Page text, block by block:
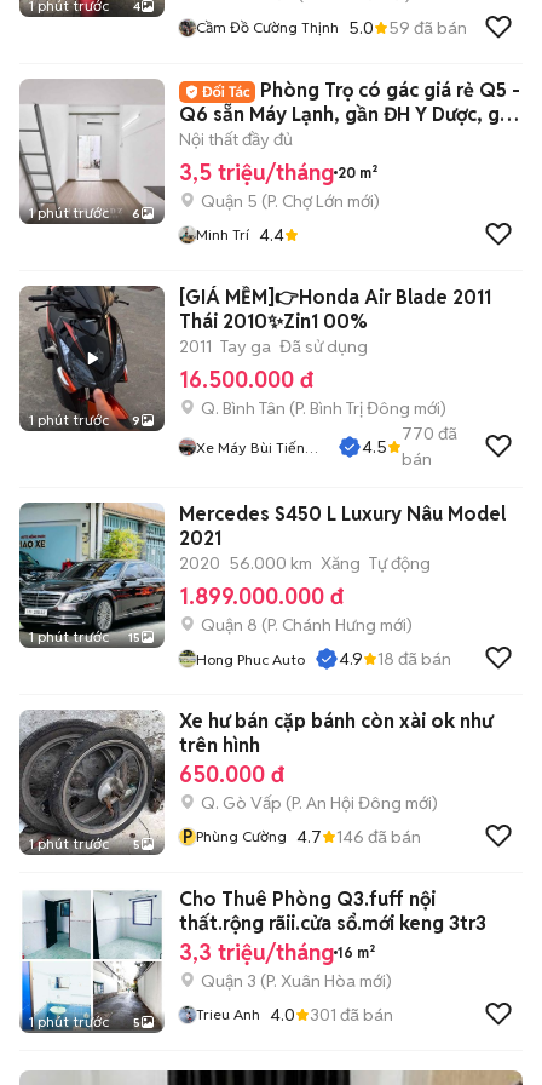
1 phút trước 4
Cầm Đồ Cường Thịnh 5.0 59 đã bán
1 phút trước 6
Phòng Trọ có gác giá rẻ Q5 -
Q6 sẵn Máy Lạnh, gần ĐH Y Dược, gần
ĐH Mở
Nội thất đầy đủ
3,5 triệu/tháng 20 m²
Quận 5 (P. Chợ Lớn mới)
Minh Trí 4.4
1 phút trước 9
[GIÁ MỀM]👉Honda Air Blade 2011
Thái 2010✨Zin1 00%
2011 Tay ga Đã sử dụng
16.500.000 đ
Q. Bình Tân (P. Bình Trị Đông mới)
Xe Máy Bùi Tiến
4.5
770 đã
bán
1 phút trước 15
Mercedes S450 L Luxury Nâu Model
2021
2020 56.000 km Xăng Tự động
1.899.000.000 đ
Quận 8 (P. Chánh Hưng mới)
Hong Phuc Auto 4.9 18 đã bán
1 phút trước 5
Xe hư bán cặp bánh còn xài ok như
trên hình
650.000 đ
Q. Gò Vấp (P. An Hội Đông mới)
P Phùng Cường 4.7 146 đã bán
1 phút trước 5
Cho Thuê Phòng Q3.fuff nội
thất.rộng rãii.cửa sổ.mới keng 3tr3
3,3 triệu/tháng 16 m²
Quận 3 (P. Xuân Hòa mới)
Trieu Anh 4.0 301 đã bán